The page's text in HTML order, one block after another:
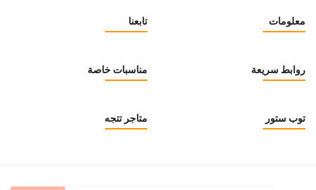
تابعنا معلومات
مناسبات خاصة روابط سريعة
متاجر تتجه توب ستور